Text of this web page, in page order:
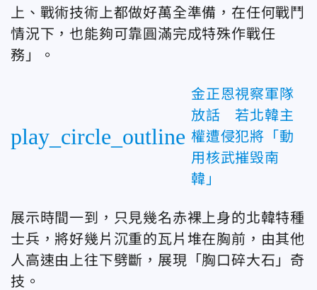
上、戰術技術上都做好萬全準備，在任何戰鬥
情況下，也能夠可靠圓滿完成特殊作戰任
務」。
play_circle_outline
金正恩視察軍隊
放話 若北韓主
權遭侵犯將「動
用核武摧毁南
韓」
展示時間一到，只見幾名赤裸上身的北韓特種
士兵，將好幾片沉重的瓦片堆在胸前，由其他
人高速由上往下劈斷，展現「胸口碎大石」奇
技。